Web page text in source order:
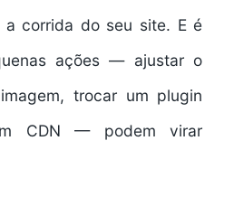
a corrida do seu site. E é
ações — ajustar o
trocar um plugin
CDN — podem virar